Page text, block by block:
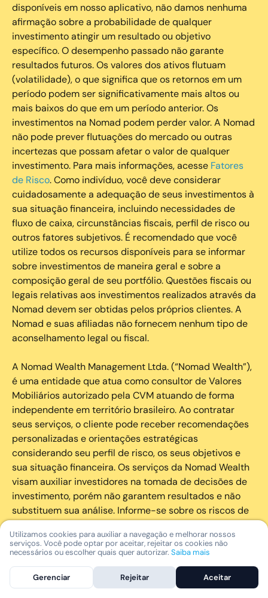
disponíveis em nosso aplicativo, não damos nenhuma
afirmação sobre a probabilidade de qualquer
investimento atingir um resultado ou objetivo
específico. O desempenho passado não garante
resultados futuros. Os valores dos ativos flutuam
(volatilidade), o que significa que os retornos em um
período podem ser significativamente mais altos ou
mais baixos do que em um período anterior. Os
investimentos na Nomad podem perder valor. A Nomad
não pode prever flutuações do mercado ou outras
incertezas que possam afetar o valor de qualquer
investimento. Para mais informações, acesse Fatores
de Risco. Como indivíduo, você deve considerar
cuidadosamente a adequação de seus investimentos à
sua situação financeira, incluindo necessidades de
fluxo de caixa, circunstâncias fiscais, perfil de risco ou
outros fatores subjetivos. É recomendado que você
utilize todos os recursos disponíveis para se informar
sobre investimentos de maneira geral e sobre a
composição geral de seu portfólio. Questões fiscais ou
legais relativas aos investimentos realizados através da
Nomad devem ser obtidas pelos próprios clientes. A
Nomad e suas afiliadas não fornecem nenhum tipo de
aconselhamento legal ou fiscal.
A Nomad Wealth Management Ltda. (“Nomad Wealth”),
é uma entidade que atua como consultor de Valores
Mobiliários autorizado pela CVM atuando de forma
independente em território brasileiro. Ao contratar
seus serviços, o cliente pode receber recomendações
personalizadas e orientações estratégicas
considerando seu perfil de risco, os seus objetivos e
sua situação financeira. Os serviços da Nomad Wealth
visam auxiliar investidores na tomada de decisões de
investimento, porém não garantem resultados e não
substituem sua análise. Informe-se sobre os riscos de
cada investimento e invista com responsabilidade.
As marcas registradas, logotipos e marcas de serviço
que aparecem nos Serviços, incluindo, mas não se
limitando à marca registrada “Nomad” são marcas
Utilizamos cookies para auxiliar a navegação e melhorar nossos
serviços. Você pode optar por aceitar, rejeitar os cookies não
necessários ou escolher quais quer autorizar. Saiba mais
Gerenciar Rejeitar Aceitar